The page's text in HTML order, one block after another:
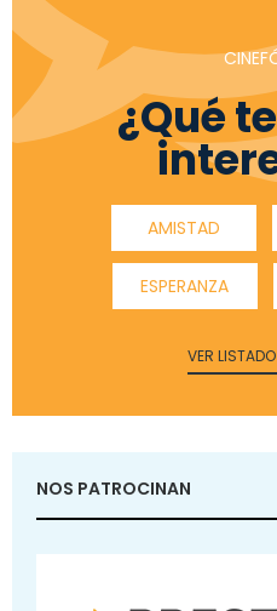
¿Qué
AMISTAD
ESPERANZA
VER
NOS PATROCINAN